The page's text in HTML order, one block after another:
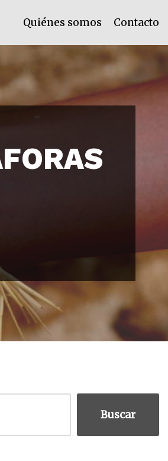
Quiénes somos Contacto
Buscar